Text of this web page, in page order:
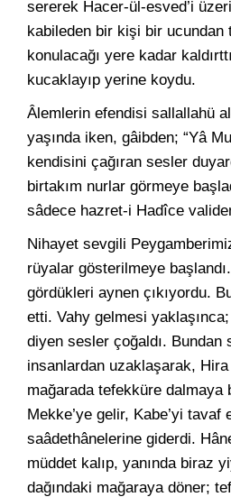
sererek Hacer-ül-esved’i
kabileden bir kişi bir ucundan
konulacağı yere kadar
kucaklayıp yerine koydu.
Âlemlerin efendisi sallallahü
yaşında iken, gâibden; “Yâ
kendisini çağıran sesler
birtakım nurlar görmeye
sâdece hazret-i Hadîce
Nihayet sevgili
rüyalar gösterilmeye
gördükleri aynen çıkıyordu.
etti. Vahy gelmesi yaklaşınca;
diyen sesler çoğaldı. Bundan
insanlardan uzaklaşarak, Hira
mağarada tefekküre dalmaya
Mekke’ye gelir, Kabe’yi tavaf
saâdethânelerine giderdi.
müddet kalıp, yanında biraz
dağındaki mağaraya döner;